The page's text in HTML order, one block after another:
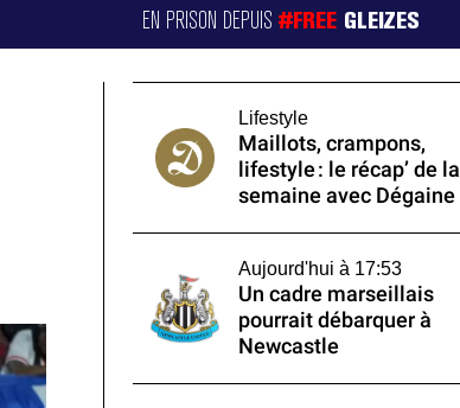
EN PRISON DEPUIS#FREE GLEIZES
Lifestyle
Maillots, crampons,
lifestyle : le récap’ de la
semaine avec Dégaine
Aujourd'hui à 17:53
Un cadre marseillais
pourrait débarquer à
Newcastle